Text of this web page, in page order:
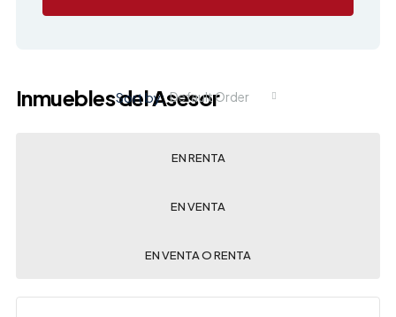
Inmuebles del Asesor
EN RENTA
EN VENTA
EN VENTA O RENTA
Sort by: Default Order